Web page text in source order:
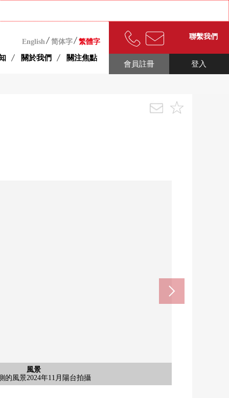
English 简体字 繁體字
關於我們 關注焦點
聯繫我們
登入
會員註冊
風景
的風景2024年11月陽台拍攝
風景
的風景(南側)2024年11月拍攝
入口
入口
廚房
廚房2024年11月拍攝
其他
對講機2024年11月拍攝
其他
烘乾機2024年11月拍攝
其他
應遙控2024年11月拍攝
其他
面道路2022年6月拍攝
風景
用部的風景(東面)2022年6月拍攝
風景
用部的風景(西側)2022年6月拍攝
其他
車堆放處2022年6月拍攝
風景
的風景2024年11月陽台拍攝
風景
風景2022年6月15樓共用部分拍攝
風景
景2022年6月15樓共用部分拍攝
風景
15樓共用部分眺望東南